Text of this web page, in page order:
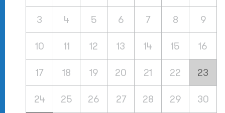
3 4 5 6 7 8 9
10 11 12 13 14 15 16
17 18 19 20 21 22 23
24 25 26 27 28 29 30